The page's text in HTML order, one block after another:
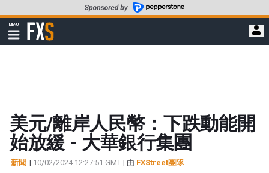
至
要
MENU
顯
示
FXStreet
美元/離岸人民幣：下跌動能開
始放緩 - 大華銀行集團
新聞 | 10/02/2024 12:27:51 GMT | 由 FXStreet團隊